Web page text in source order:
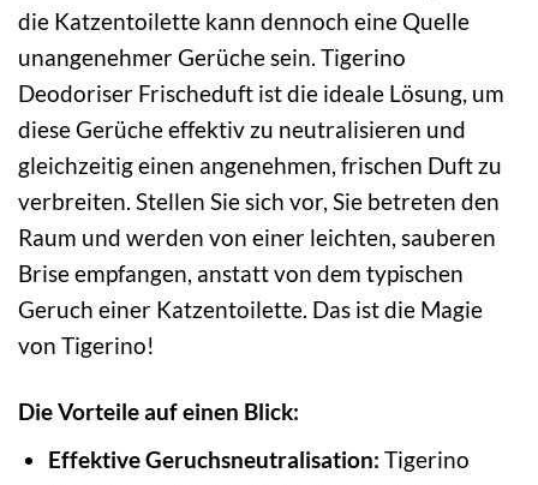
die Katzentoilette kann dennoch eine Quelle
unangenehmer Gerüche sein. Tigerino
Deodoriser Frischeduft ist die ideale Lösung, um
diese Gerüche effektiv zu neutralisieren und
gleichzeitig einen angenehmen, frischen Duft zu
verbreiten. Stellen Sie sich vor, Sie betreten den
Raum und werden von einer leichten, sauberen
Brise empfangen, anstatt von dem typischen
Geruch einer Katzentoilette. Das ist die Magie
von Tigerino!
Die Vorteile auf einen Blick:
Effektive Geruchsneutralisation: Tigerino